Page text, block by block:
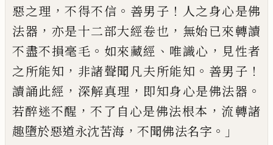
惡之理 ， 不得不信 。 善男子 ！ 人之身心是佛
法器 ， 亦是十二部大經卷也 ， 無始已來轉讀
不盡不損毫毛 。 如來藏經 、 唯識心 ， 見性者
之所能知 ， 非諸聲聞凡夫所能知 。 善男子 ！
讀誦此經 ， 深解真理 ， 即知身心是佛法器 。
若醉迷不醒 ， 不了自心是佛法根本 ， 流轉諸
趣墮於惡道永沈苦海 ， 不聞佛法名字 。」